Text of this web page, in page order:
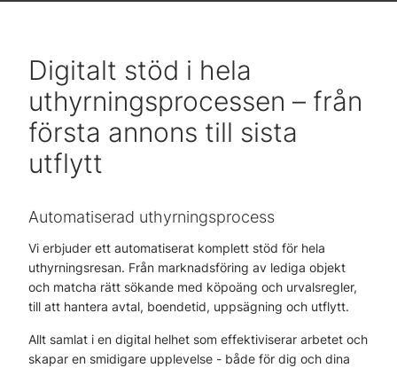
Digitalt stöd i hela
uthyrningsprocessen – från
första annons till sista
utflytt
Automatiserad uthyrningsprocess
Vi erbjuder ett automatiserat komplett stöd för hela
uthyrningsresan. Från marknadsföring av lediga objekt
och matcha rätt sökande med köpoäng och urvalsregler,
till att hantera avtal, boendetid, uppsägning och utflytt.
Allt samlat i en digital helhet som effektiviserar arbetet och
skapar en smidigare upplevelse - både för dig och dina